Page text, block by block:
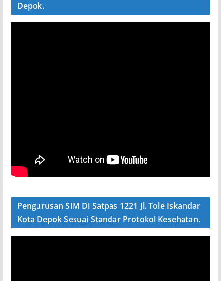
Depok.
Pengurusan SIM Di Satpas 1221 Jl. Tole Iskandar
Kota Depok Sesuai Standar Protokol Kesehatan.